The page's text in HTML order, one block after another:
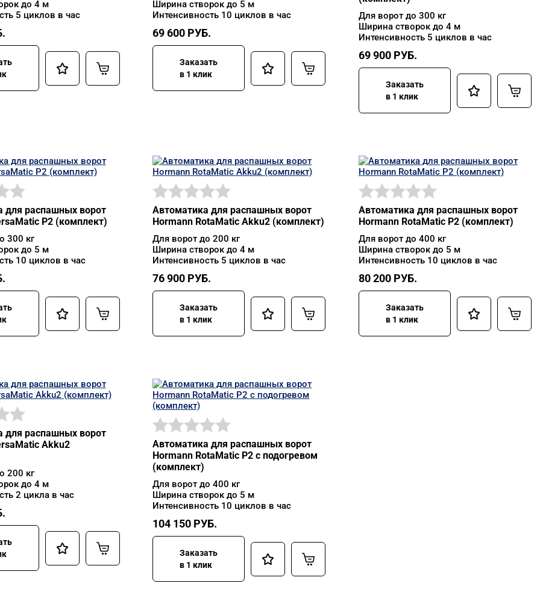
до 4 м
5 циклов в час
Ширина створок до 5 м
Интенсивность 10 циклов в час
69 600 РУБ.
Заказать
в 1 клик
Для ворот до 300 кг
Ширина створок до 4 м
Интенсивность 5 циклов в час
69 900 РУБ.
Заказать
в 1 клик
для распашных ворот
P2 (комплект)
300 кг
до 5 м
10 циклов в час
Автоматика для распашных ворот
Hormann RotaMatic Akku2 (комплект)
Для ворот до 200 кг
Ширина створок до 4 м
Интенсивность 5 циклов в час
76 900 РУБ.
Заказать
в 1 клик
Автоматика для распашных ворот
Hormann RotaMatic P2 (комплект)
Для ворот до 400 кг
Ширина створок до 5 м
Интенсивность 10 циклов в час
80 200 РУБ.
Заказать
в 1 клик
для распашных ворот
Akku2
200 кг
до 4 м
2 цикла в час
Автоматика для распашных ворот
Hormann RotaMatic P2 с подогревом
(комплект)
Для ворот до 400 кг
Ширина створок до 5 м
Интенсивность 10 циклов в час
104 150 РУБ.
Заказать
в 1 клик